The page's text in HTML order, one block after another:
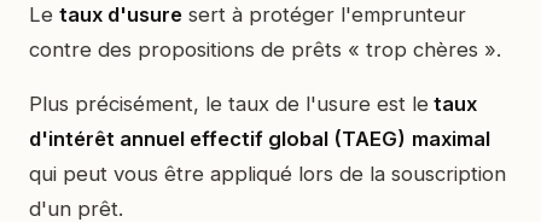
Le taux d'usure sert à protéger l'emprunteur
contre des propositions de prêts « trop chères ».
Plus précisément, le taux de l'usure est le taux
d'intérêt annuel effectif global (TAEG) maximal
qui peut vous être appliqué lors de la souscription
d'un prêt.